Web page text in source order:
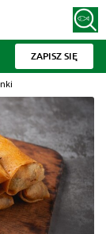
ZAPISZ SIĘ